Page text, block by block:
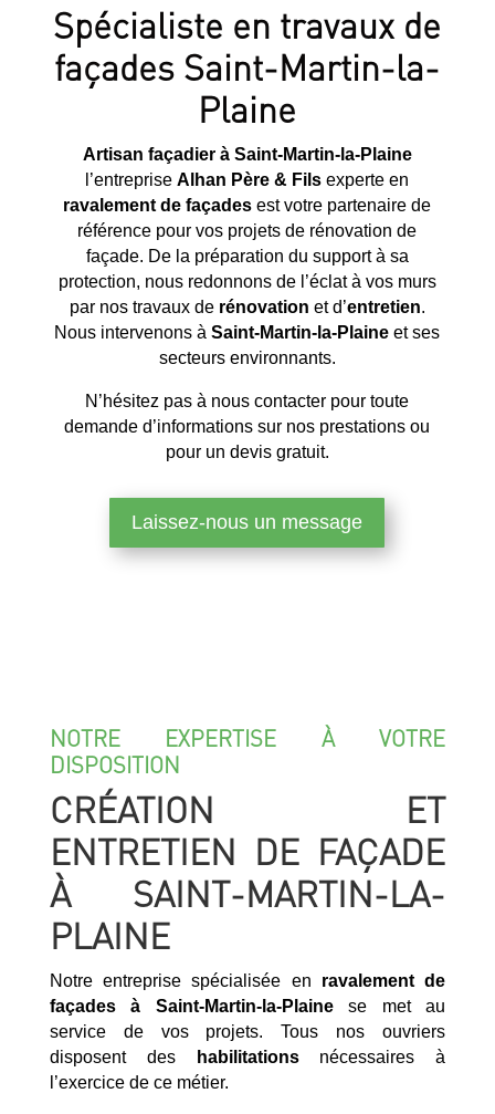
Spécialiste en travaux de
façades Saint-Martin-la-
Plaine
Artisan façadier à Saint-Martin-la-Plaine
l’entrepriseAlhan Père & Fils experte en
ravalement de façades est votre partenaire de
référence pour vos projets de rénovation de
façade. De la préparation du support à sa
protection, nous redonnons de l’éclat à vos murs
par nos travaux de rénovation et d’entretien.
Nous intervenons àSaint-Martin-la-Plaine et ses
secteurs environnants.
N’hésitez pas à nous contacter pour toute
demande d’informations sur nos prestations ou
pour un devis gratuit.
Laissez-nous un message
NOTRE EXPERTISE À VOTRE
DISPOSITION
CRÉATION ET
ENTRETIEN DE FAÇADE
À SAINT-MARTIN-LA-
PLAINE
Notre entreprise spécialisée en ravalement de
façades à Saint-Martin-la-Plainese met au
service de vos projets. Tous nos ouvriers
disposent des
habilitationsnécessaires à
l’exercice de ce métier.